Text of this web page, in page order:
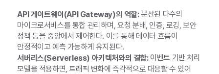
API 게이트웨이(API Gateway)의 역할:분산된 다수의
마이크로서비스를 통합 관리하며, 요청 분배, 인증, 로깅, 보안
정책 등을 중앙에서 제어한다. 이를 통해 데이터 흐름이
안정적이고 예측 가능하게 유지된다.
서버리스(Serverless) 아키텍처와의 결합:이벤트 기반 처리
모델을 적용하면, 트래픽 변화에 즉각적으로 대응할 수 있어